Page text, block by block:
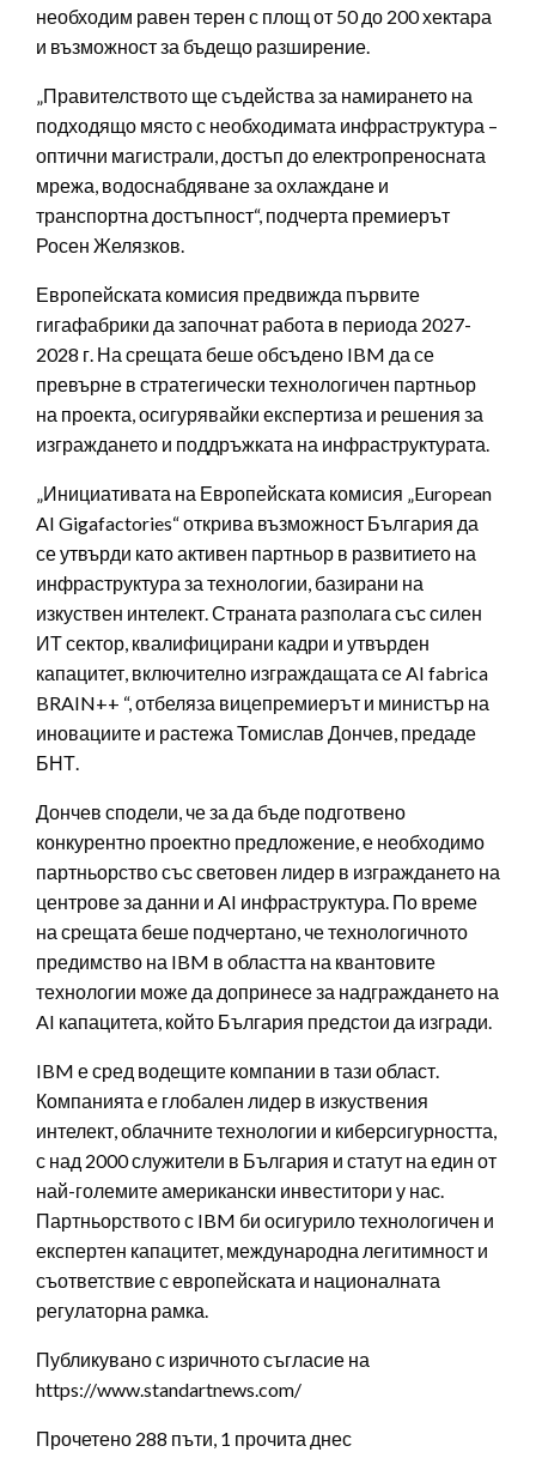
необходим равен терен с площ от 50 до 200 хектара
и възможност за бъдещо разширение.
„Правителството ще съдейства за намирането на
подходящо място с необходимата инфраструктура –
оптични магистрали, достъп до електропреносната
мрежа, водоснабдяване за охлаждане и
транспортна достъпност“, подчерта премиерът
Росен Желязков.
Европейската комисия предвижда първите
гигафабрики да започнат работа в периода 2027-
2028 г. На срещата беше обсъдено IBM да се
превърне в стратегически технологичен партньор
на проекта, осигурявайки експертиза и решения за
изграждането и поддръжката на инфраструктурата.
„Инициативата на Европейската комисия „European
AI Gigafactories“ открива възможност България да
се утвърди като активен партньор в развитието на
инфраструктура за технологии, базирани на
изкуствен интелект. Страната разполага със силен
ИТ сектор, квалифицирани кадри и утвърден
капацитет, включително изграждащата се AI fabrica
BRAIN++ “, отбеляза вицепремиерът и министър на
иновациите и растежа Томислав Дончев, предаде
БНТ.
Дончев сподели, че за да бъде подготвено
конкурентно проектно предложение, е необходимо
партньорство със световен лидер в изграждането на
центрове за данни и AI инфраструктура. По време
на срещата беше подчертано, че технологичното
предимство на IBM в областта на квантовите
технологии може да допринесе за надграждането на
AI капацитета, който България предстои да изгради.
IBM е сред водещите компании в тази област.
Компанията е глобален лидер в изкуствения
интелект, облачните технологии и киберсигурността,
с над 2000 служители в България и статут на един от
най-големите американски инвеститори у нас.
Партньорството с IBM би осигурило технологичен и
експертен капацитет, международна легитимност и
съответствие с европейската и националната
регулаторна рамка.
Публикувано с изричното съгласие на
https://www.standartnews.com/
Прочетено 288 пъти, 1 прочита днес